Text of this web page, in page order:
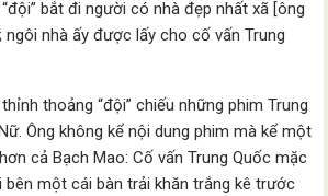
bắt đi người có nhà đẹp nhất xã [ông
nhà ấy được lấy cho cố vấn Trung
thoảng “đội” chiếu những phim Trung
Ông không kể nội dung phim mà kể một
cả Bạch Mao: Cố vấn Trung Quốc mặc
bên một cái bàn trải khăn trắng kê trước